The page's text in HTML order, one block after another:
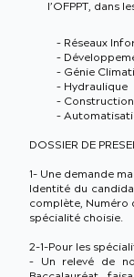
l’OFPPT, dans
– Réseaux
–
– Génie
– Hydraulique
– Construction
–
DOSSIER DE
1- Une demande
Identité du
complète, Numéro
spécialité choisie.
2-1-Pour les
– Un relevé de